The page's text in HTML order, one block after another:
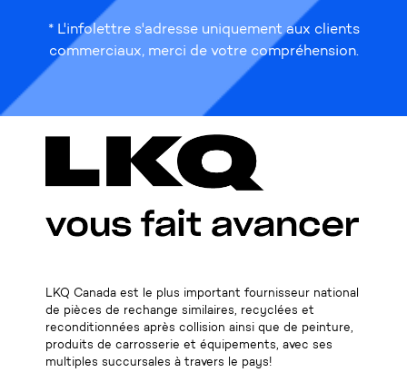
* L'infolettre s'adresse uniquement aux clients
commerciaux, merci de votre compréhension.
LKQ Canada est le plus important fournisseur national
de pièces de rechange similaires, recyclées et
reconditionnées après collision ainsi que de peinture,
produits de carrosserie et équipements, avec ses
multiples succursales à travers le pays!